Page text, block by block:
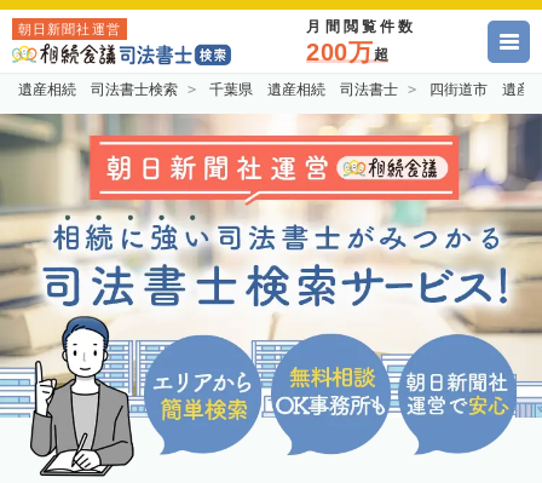
朝日新聞社運営 月間閲覧件数
200万超
遺産相続 司法書士検索 千葉県 遺産相続 司法書士 四街道市 遺産